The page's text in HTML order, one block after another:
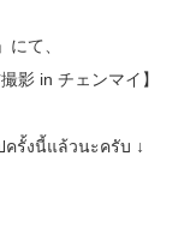
」にて、
影 in チェンマイ】
ครั้งนี้แล้วนะครับ ↓